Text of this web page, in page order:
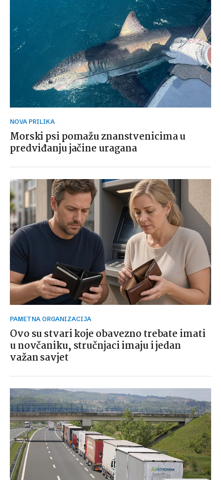
NOVA PRILIKA
Morski psi pomažu znanstvenicima u
predviđanju jačine uragana
PAMETNA ORGANIZACIJA
Ovo su stvari koje obavezno trebate imati
u novčaniku, stručnjaci imaju i jedan
važan savjet